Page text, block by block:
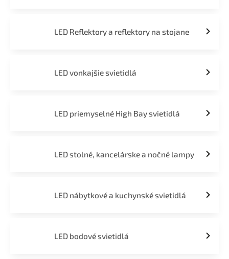
LED Reflektory a reflektory na stojane
LED vonkajšie svietidlá
LED priemyselné High Bay svietidlá
LED stolné, kancelárske a nočné lampy
LED nábytkové a kuchynské svietidlá
LED bodové svietidlá